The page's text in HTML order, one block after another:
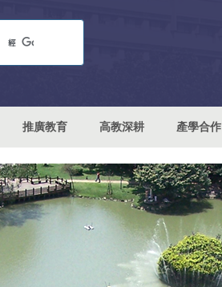
推廣教育 高教深耕 產學合作